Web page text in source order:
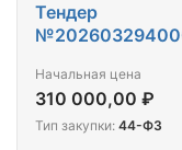
Тендер
Начальная цена
310 000,00 ₽
Тип закупки: 44-ФЗ